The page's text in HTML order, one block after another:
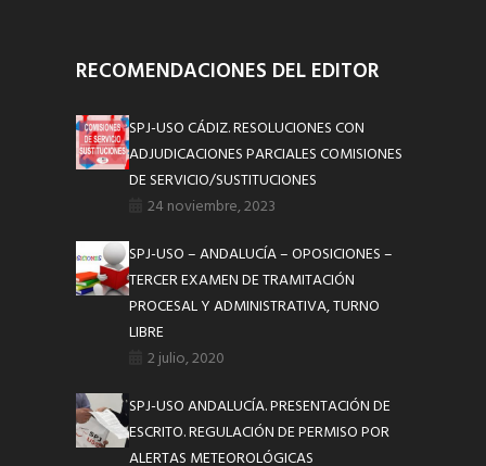
RECOMENDACIONES DEL EDITOR
SPJ-USO CÁDIZ. RESOLUCIONES CON
ADJUDICACIONES PARCIALES COMISIONES
DE SERVICIO/SUSTITUCIONES
24 noviembre, 2023
SPJ-USO – ANDALUCÍA – OPOSICIONES –
TERCER EXAMEN DE TRAMITACIÓN
PROCESAL Y ADMINISTRATIVA, TURNO
LIBRE
2 julio, 2020
SPJ-USO ANDALUCÍA. PRESENTACIÓN DE
ESCRITO. REGULACIÓN DE PERMISO POR
ALERTAS METEOROLÓGICAS